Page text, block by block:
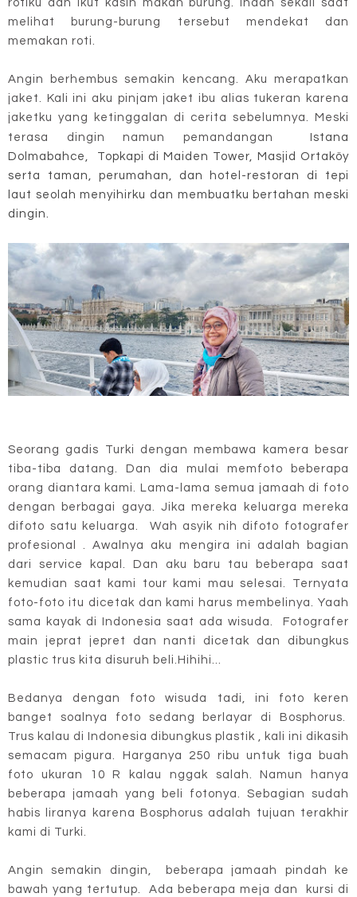
rotiku dan ikut kasih makan burung. Indah sekali saat
melihat burung-burung tersebut mendekat dan
memakan roti.
Angin berhembus semakin kencang. Aku merapatkan
jaket. Kali ini aku pinjam jaket ibu alias tukeran karena
jaketku yang ketinggalan di cerita sebelumnya. Meski
terasa dingin namun pemandangan
Istana
Dolmabahce, Topkapi di Maiden Tower, Masjid Ortaköy
serta taman, perumahan, dan hotel-restoran di tepi
laut seolah menyihirku dan membuatku bertahan meski
dingin.
Seorang gadis Turki dengan membawa kamera besar
tiba-tiba datang. Dan dia mulai memfoto beberapa
orang diantara kami. Lama-lama semua jamaah di foto
dengan berbagai gaya. Jika mereka keluarga mereka
difoto satu keluarga. Wah asyik nih difoto fotografer
profesional . Awalnya aku mengira ini adalah bagian
dari service kapal. Dan aku baru tau beberapa saat
kemudian saat kami tour kami mau selesai. Ternyata
foto-foto itu dicetak dan kami harus membelinya. Yaah
sama kayak di Indonesia saat ada wisuda. Fotografer
main jeprat jepret dan nanti dicetak dan dibungkus
plastic trus kita disuruh beli.Hihihi...
Bedanya dengan foto wisuda tadi, ini foto keren
banget soalnya foto sedang berlayar di Bosphorus.
Trus kalau di Indonesia dibungkus plastik , kali ini dikasih
semacam pigura. Harganya 250 ribu untuk tiga buah
foto ukuran 10 R kalau nggak salah. Namun hanya
beberapa jamaah yang beli fotonya. Sebagian sudah
habis liranya karena Bosphorus adalah tujuan terakhir
kami di Turki.
Angin semakin dingin, beberapa jamaah pindah ke
bawah yang tertutup. Ada beberapa meja dan kursi di